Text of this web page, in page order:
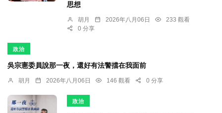
思想
胡月 2026年八月06日
233 觀看
0 分享
政治
吳宗憲委員說那一夜，還好有法警擋在我面前
胡月 2026年八月06日 146 觀看 0 分享
政治